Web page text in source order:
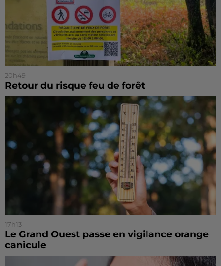
20h49
Retour du risque feu de forêt
17h13
Le Grand Ouest passe en vigilance orange
canicule